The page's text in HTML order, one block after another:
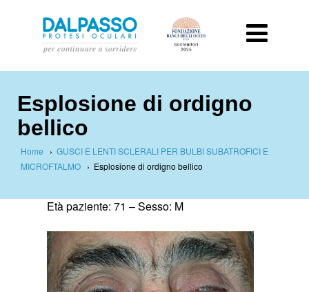
Esplosione di ordigno
bellico
Home › GUSCI E LENTI SCLERALI PER BULBI SUBATROFICI E
MICROFTALMO › Esplosione di ordigno bellico
Età paziente: 71 –Sesso: M